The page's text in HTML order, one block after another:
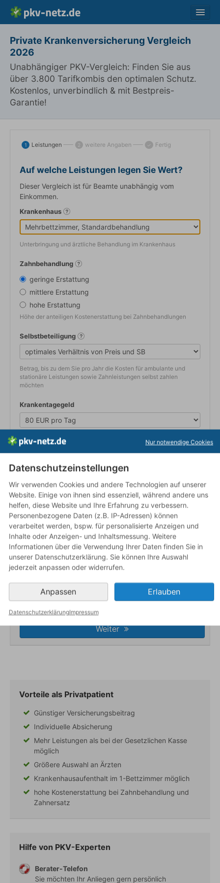
Ratgeber
Fragen
Lexikon
Kontakt
Private Krankenversicherung Vergleich
2026
Unabhängiger PKV-Vergleich: Finden Sie aus
über 3.800 Tarifkombis den optimalen Schutz.
Kostenlos, unverbindlich & mit Bestpreis-
Garantie!
1 Leistungen 2 weitere Angaben ✓ Fertig
Auf welche Leistungen legen Sie Wert?
Dieser Vergleich ist für Beamte unabhängig vom
Einkommen.
Krankenhaus
Unterbringung und ärztliche Behandlung im Krankenhaus
Zahnbehandlung
geringe Erstattung
mittlere Erstattung
hohe Erstattung
Höhe der anteiligen Kostenerstattung bei Zahnbehandlungen
Selbstbeteiligung
Betrag, bis zu dem Sie pro Jahr die Kosten für ambulante und
stationäre Leistungen sowie Zahnleistungen selbst zahlen
möchten
Krankentagegeld
Gleicht im Krankheitsfall mögliche Einkommensausfälle aus
möglichst preisgünstig
optimales Preis-Leistungsverhältnis
höchstmögliche Leistungen
Ihre Berufsgruppe
Ihr KV-Status
Privat versichert Gesetzlich versichert
Ihr aktueller Krankenversicherungsstatus
Weiter
Vorteile als Privatpatient
Günstiger Versicherungsbeitrag
Individuelle Absicherung
Mehr Leistungen als bei der Gesetzlichen Kasse
möglich
Größere Auswahl an Ärzten
Krankenhausaufenthalt im 1-Bettzimmer möglich
hohe Kostenerstattung bei Zahnbehandlung und
Zahnersatz
Hilfe von PKV-Experten
Berater-Telefon
Sie möchten Ihr Anliegen gern persönlich
Nur notwendige Cookies
Datenschutzeinstellungen
Wir verwenden Cookies und andere Technologien auf unserer
Website. Einige von ihnen sind essenziell, während andere uns
helfen, diese Website und Ihre Erfahrung zu verbessern.
Personenbezogene Daten (z.B. IP-Adressen) können
verarbeitet werden, bspw. für personalisierte Anzeigen und
Inhalte oder Anzeigen- und Inhaltsmessung. Weitere
Informationen über die Verwendung Ihrer Daten finden Sie in
unserer Datenschutzerklärung. Sie können Ihre Auswahl
jederzeit anpassen oder widerrufen.
Anpassen Erlauben
DatenschutzerklärungImpressum